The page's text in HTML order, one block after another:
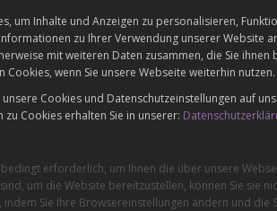
um Inhalte und Anzeigen zu personalisieren,
zu Ihrer Verwendung unserer Website
mit weiteren Daten zusammen, die Sie
Cookies, wenn Sie unsere Webseite weiterhin nutzen.
Cookies und Datenschutzeinstellungen auf
Cookies erhalten Sie in unserer:
erforderlich, um Ihnen die über unsere
um die Website bereitzustellen, können Sie sie
Sie Ihre Browsereinstellungen ändern und die